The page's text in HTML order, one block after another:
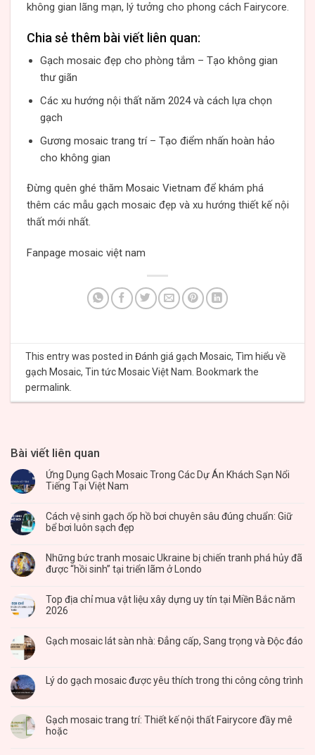
không gian lãng mạn, lý tưởng cho phong cách Fairycore.
Chia sẻ thêm bài viết liên quan:
Gạch mosaic đẹp cho phòng tắm – Tạo không gian
thư giãn
Các xu hướng nội thất năm 2024 và cách lựa chọn
gạch
Gương mosaic trang trí – Tạo điểm nhấn hoàn hảo
cho không gian
Đừng quên ghé thăm Mosaic Vietnam để khám phá
thêm các mẫu gạch mosaic đẹp và xu hướng thiết kế nội
thất mới nhất.
Fanpage mosaic việt nam
This entry was posted in Đánh giá gạch Mosaic, Tìm hiểu về
gạch Mosaic, Tin tức Mosaic Việt Nam . Bookmark the
permalink
Bài viết liên quan
Ứng Dụng Gạch Mosaic Trong Các Dự Án Khách Sạn Nổi
Tiếng Tại Việt Nam
Cách vệ sinh gạch ốp hồ bơi chuyên sâu đúng chuẩn: Giữ
bể bơi luôn sạch đẹp
Những bức tranh mosaic Ukraine bị chiến tranh phá hủy đã
được “hồi sinh” tại triển lãm ở Londo
Top địa chỉ mua vật liệu xây dựng uy tín tại Miền Bắc năm
2026
Gạch mosaic lát sàn nhà: Đẳng cấp, Sang trọng và Độc đáo
Lý do gạch mosaic được yêu thích trong thi công công trình
Gạch mosaic trang trí: Thiết kế nội thất Fairycore đầy mê
hoặc